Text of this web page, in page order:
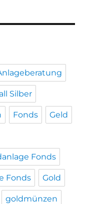
Silber
Fonds Geld
Fonds
Fonds Gold
goldmünzen